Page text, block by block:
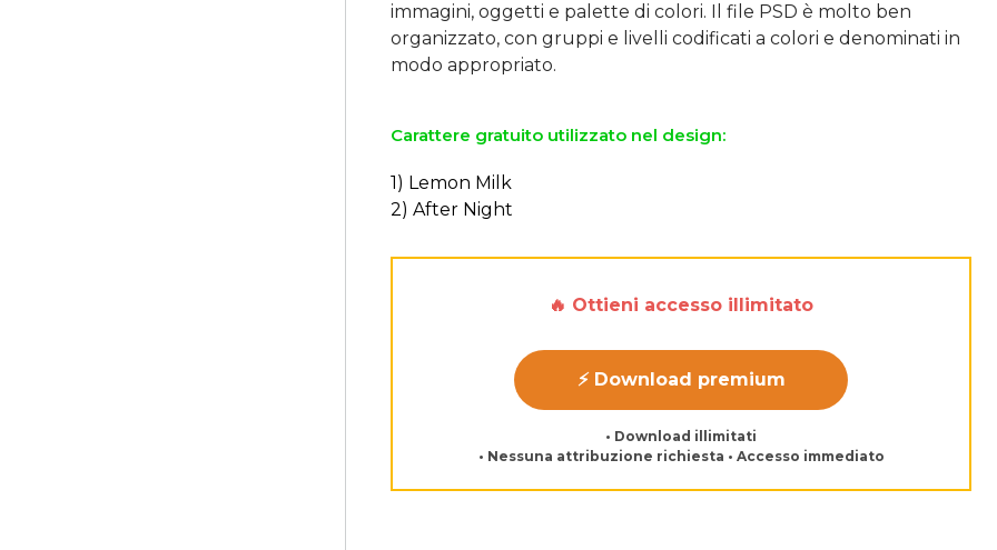
immagini, oggetti e palette di colori. Il file PSD è molto ben
organizzato, con gruppi e livelli codificati a colori e denominati in
Carattere gratuito utilizzato nel design:
1) Lemon Milk
2) After Night
🔥 Ottieni accesso illimitato
⚡ Download premium
• Download illimitati
• Nessuna attribuzione richiesta • Accesso immediato